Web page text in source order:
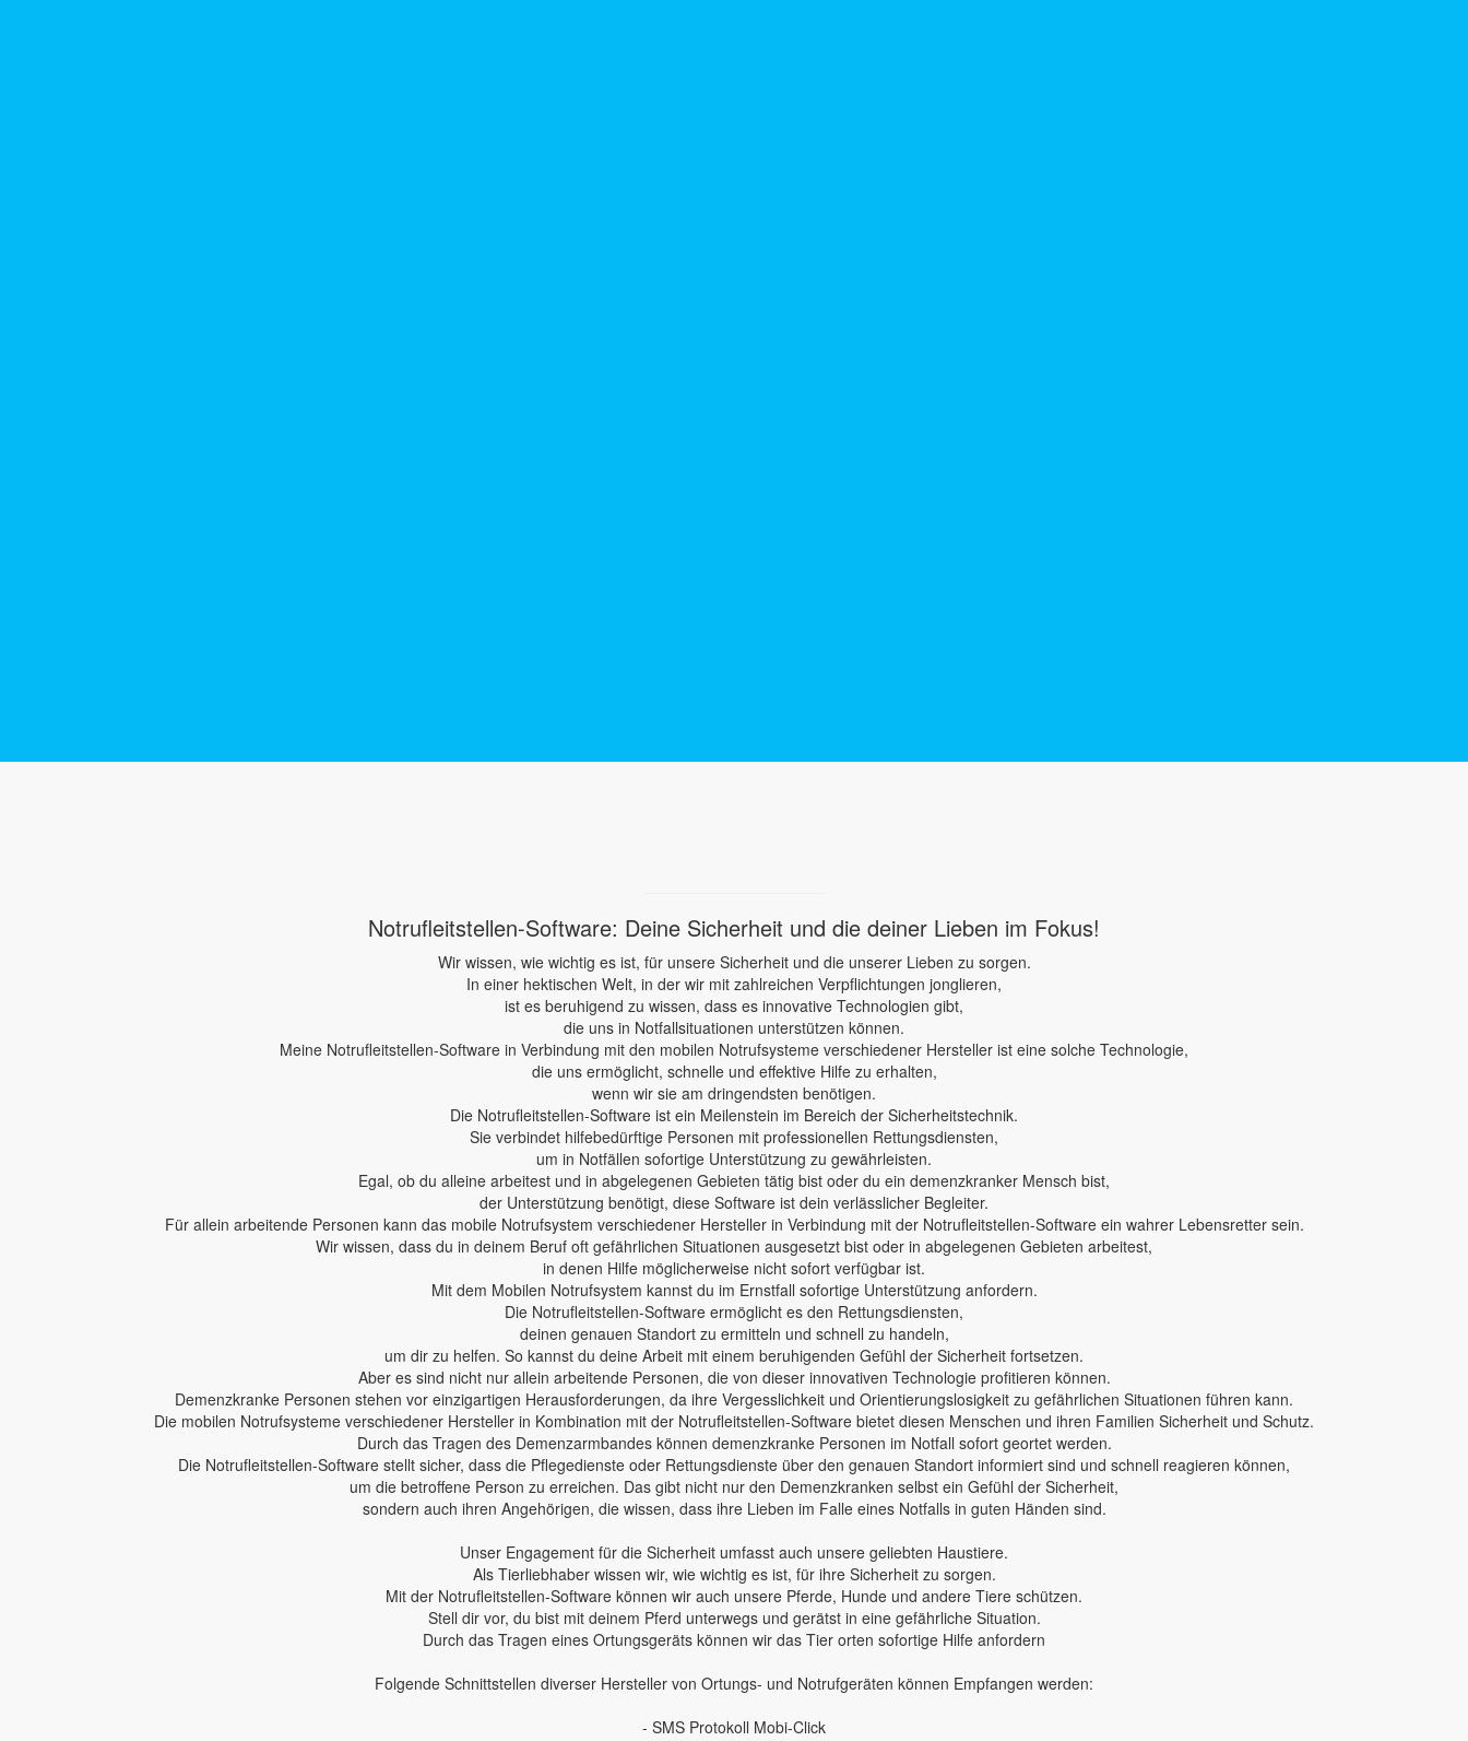
Notrufleitstellen-Software: Deine Sicherheit und die deiner Lieben im Fokus!
Wir wissen, wie wichtig es ist, für unsere Sicherheit und die unserer Lieben zu sorgen.
In einer hektischen Welt, in der wir mit zahlreichen Verpflichtungen jonglieren,
ist es beruhigend zu wissen, dass es innovative Technologien gibt,
die uns in Notfallsituationen unterstützen können.
Meine Notrufleitstellen-Software in Verbindung mit den mobilen Notrufsysteme verschiedener Hersteller ist eine solche Technologie,
die uns ermöglicht, schnelle und effektive Hilfe zu erhalten,
wenn wir sie am dringendsten benötigen.
Die Notrufleitstellen-Software ist ein Meilenstein im Bereich der Sicherheitstechnik.
Sie verbindet hilfebedürftige Personen mit professionellen Rettungsdiensten,
um in Notfällen sofortige Unterstützung zu gewährleisten.
Egal, ob du alleine arbeitest und in abgelegenen Gebieten tätig bist oder du ein demenzkranker Mensch bist,
der Unterstützung benötigt, diese Software ist dein verlässlicher Begleiter.
Für allein arbeitende Personen kann das mobile Notrufsystem verschiedener Hersteller in Verbindung mit der Notrufleitstellen-Software ein wahrer Lebensretter sein.
Wir wissen, dass du in deinem Beruf oft gefährlichen Situationen ausgesetzt bist oder in abgelegenen Gebieten arbeitest,
in denen Hilfe möglicherweise nicht sofort verfügbar ist.
Mit dem Mobilen Notrufsystem kannst du im Ernstfall sofortige Unterstützung anfordern.
Die Notrufleitstellen-Software ermöglicht es den Rettungsdiensten,
deinen genauen Standort zu ermitteln und schnell zu handeln,
um dir zu helfen. So kannst du deine Arbeit mit einem beruhigenden Gefühl der Sicherheit fortsetzen.
Aber es sind nicht nur allein arbeitende Personen, die von dieser innovativen Technologie profitieren können.
Demenzkranke Personen stehen vor einzigartigen Herausforderungen, da ihre Vergesslichkeit und Orientierungslosigkeit zu gefährlichen Situationen führen kann.
Die mobilen Notrufsysteme verschiedener Hersteller in Kombination mit der Notrufleitstellen-Software bietet diesen Menschen und ihren Familien Sicherheit und Schutz.
Durch das Tragen des Demenzarmbandes können demenzkranke Personen im Notfall sofort geortet werden.
Die Notrufleitstellen-Software stellt sicher, dass die Pflegedienste oder Rettungsdienste über den genauen Standort informiert sind und schnell reagieren können,
um die betroffene Person zu erreichen. Das gibt nicht nur den Demenzkranken selbst ein Gefühl der Sicherheit,
sondern auch ihren Angehörigen, die wissen, dass ihre Lieben im Falle eines Notfalls in guten Händen sind.
Unser Engagement für die Sicherheit umfasst auch unsere geliebten Haustiere.
Als Tierliebhaber wissen wir, wie wichtig es ist, für ihre Sicherheit zu sorgen.
Mit der Notrufleitstellen-Software können wir auch unsere Pferde, Hunde und andere Tiere schützen.
Stell dir vor, du bist mit deinem Pferd unterwegs und gerätst in eine gefährliche Situation.
Durch das Tragen eines Ortungsgeräts können wir das Tier orten sofortige Hilfe anfordern
Folgende Schnittstellen diverser Hersteller von Ortungs- und Notrufgeräten können Empfangen werden:
- SMS Protokoll Mobi-Click